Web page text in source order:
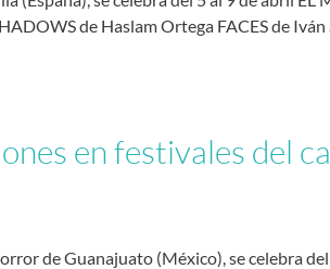
de Haslam Ortega FACES de
en festivales del
de Guanajuato (México), se celebra